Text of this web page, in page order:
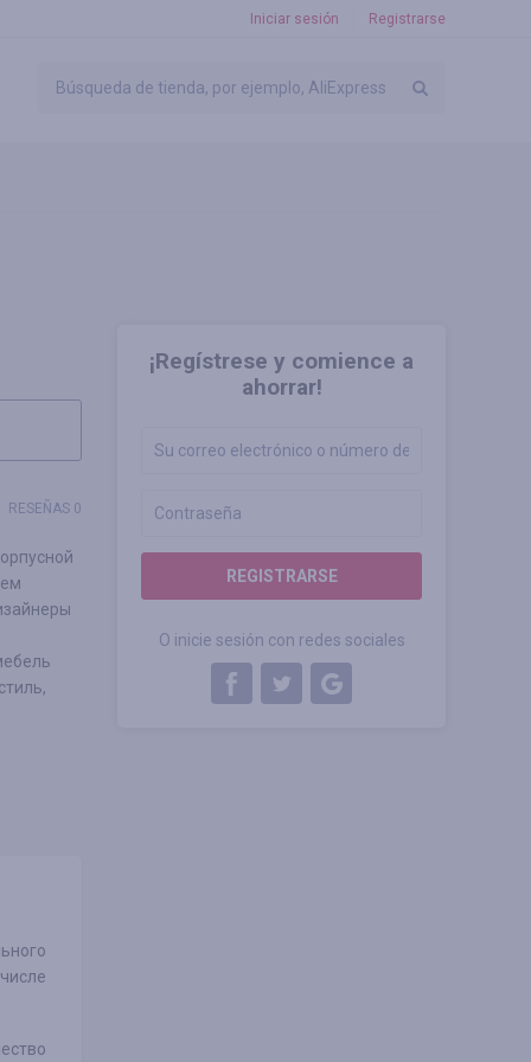
Iniciar sesión Registrarse
¡Regístrese y comience a
ahorrar!
REGISTRARSE
O inicie sesión con redes sociales
RESEÑAS 0